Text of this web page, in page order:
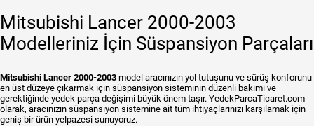
Mitsubishi Lancer 2000-2003
Modelleriniz İçin Süspansiyon Parçaları
Mitsubishi Lancer 2000-2003 model aracınızın yol tutuşunu ve sürüş konforunu
en üst düzeye çıkarmak için süspansiyon sisteminin düzenli bakımı ve
gerektiğinde yedek parça değişimi büyük önem taşır. YedekParcaTicaret.com
olarak, aracınızın süspansiyon sistemine ait tüm ihtiyaçlarınızı karşılamak için
geniş bir ürün yelpazesi sunuyoruz.